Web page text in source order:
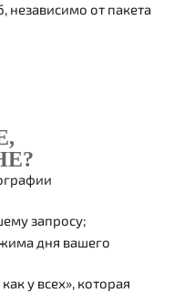
независимо от пакета
запросу;
дня вашего
у всех», которая